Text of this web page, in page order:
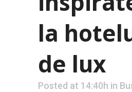
la
de lux
Posted at 14:40h in